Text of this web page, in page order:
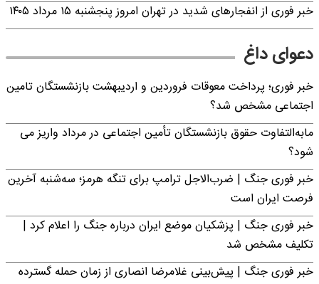
خبر فوری از انفجارهای شدید در تهران امروز پنجشنبه ۱۵ مرداد ۱۴۰۵
دعوای داغ
خبر فوری؛ پرداخت معوقات فروردین و اردیبهشت بازنشستگان تامین
اجتماعی مشخص شد؟
مابه‌التفاوت حقوق بازنشستگان تأمین اجتماعی در مرداد واریز می
شود؟
خبر فوری جنگ | ضرب‌الاجل ترامپ برای تنگه هرمز؛ سه‌شنبه آخرین
فرصت ایران است
خبر فوری جنگ | پزشکیان موضع ایران درباره جنگ را اعلام کرد |
تکلیف مشخص شد
خبر فوری جنگ | پیش‌بینی غلامرضا انصاری از زمان حمله گسترده